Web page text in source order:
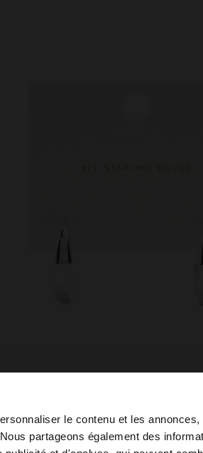
le contenu et les
partageons également des